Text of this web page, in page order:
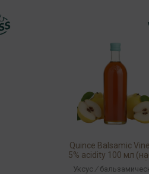
Quince Balsamic
5% acidity 100 мл
360467/990755)
Уксус /